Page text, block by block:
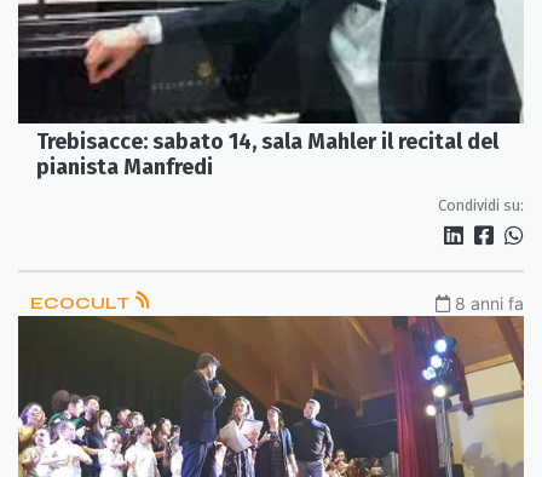
Trebisacce: sabato 14, sala Mahler il recital del
pianista Manfredi
Condividi su:
ECOCULT 8 anni fa